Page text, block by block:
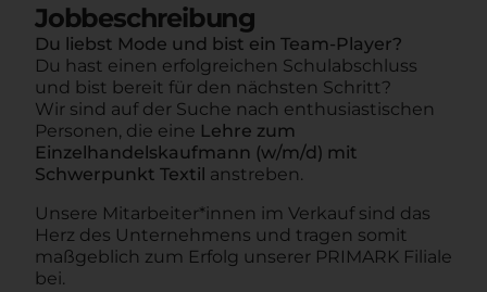
Jobbeschreibung
Du liebst Mode und bist ein Team-Player?
Du hast einen erfolgreichen Schulabschluss
und bist bereit für den nächsten Schritt?
Wir sind auf der Suche nach enthusiastischen
Personen, die eine Lehre zum
Einzelhandelskaufmann (w/m/d) mit
Schwerpunkt Textil anstreben.
Unsere Mitarbeiter*innen im Verkauf sind das
Herz des Unternehmens und tragen somit
maßgeblich zum Erfolg unserer PRIMARK Filiale
bei.